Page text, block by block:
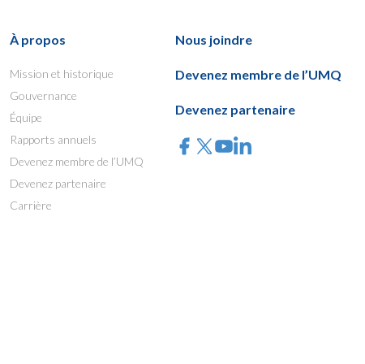
À propos
Mission et historique
Gouvernance
Équipe
Rapports annuels
Devenez membre de l’UMQ
Devenez partenaire
Carrière
Nous joindre
Devenez membre de l’UMQ
Devenez partenaire